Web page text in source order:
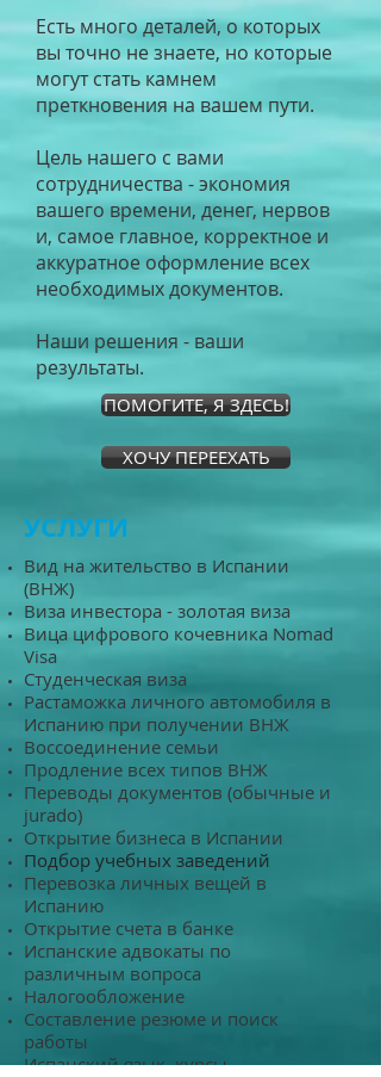
Есть много деталей, о которых
вы точно не знаете, но которые
могут стать камнем
преткновения на вашем пути.
Цель нашего с вами
сотрудничества - экономия
вашего времени, денег, нервов
и, самое главное, корректное и
аккуратное оформление всех
необходимых документов.
Наши решения - ваши
результаты.
ПОМОГИТЕ, Я ЗДЕСЬ!
ХОЧУ ПЕРЕЕХАТЬ
​УСЛУГИ
Вид на жительство в Испании
(ВНЖ)
Виза инвестора - золотая виза
Вица цифрового кочевника Nomad
Visa
Студенческая виза
Растаможка личного автомобиля в
Испанию при получении ВНЖ
Воссоединение семьи
Продление всех типов ВНЖ
Переводы документов (обычные и
jurado)
Открытие бизнеса в Испании
Подбор учебных заведений
Перевозка личных вещей в
Испанию
Открытие счета в банке
Испанские адвокаты по
различным вопроса
Налогообложение
Составление резюме и поиск
работы
Испанский язык, курсы,